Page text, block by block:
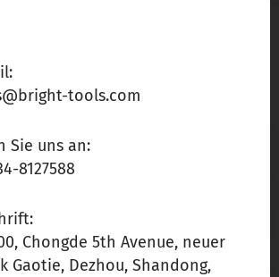
tools.com
Sie uns an:
8127588
Chongde 5th Avenue, neuer
Gaotie, Dezhou, Shandong,